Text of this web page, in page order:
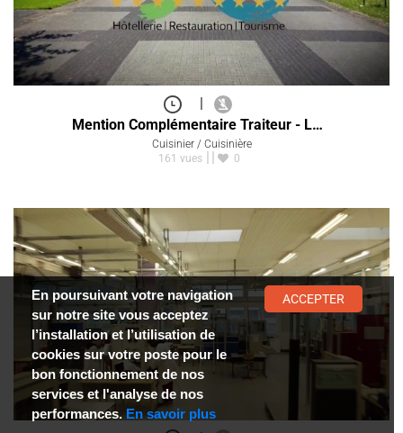
Mention Complémentaire Traiteur - L…
Cuisinier / Cuisinière
161 vues
0
En poursuivant votre navigation
sur notre site vous acceptez
l’installation et l’utilisation de
cookies sur votre poste pour le
bon fonctionnement de nos
services et l'analyse de nos
performances. En savoir plus
ACCEPTER